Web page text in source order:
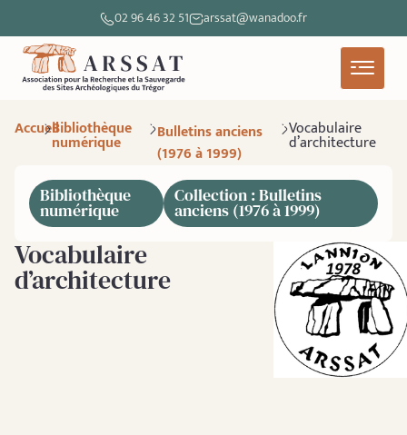
02 96 46 32 51 arssat@wanadoo.fr
AccueilBibliothèque
numérique
Bulletins anciens
(1976 à 1999)
Vocabulaire
d’architecture
Bibliothèque
numérique
Collection : Bulletins
anciens (1976 à 1999)
Vocabulaire
d’architecture